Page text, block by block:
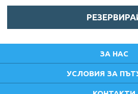
ЗА НАС
УСЛОВИЯ ЗА